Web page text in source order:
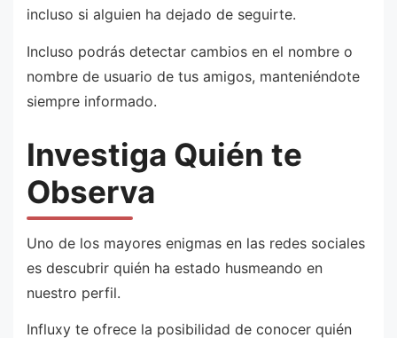
incluso si alguien ha dejado de seguirte.
Incluso podrás detectar cambios en el nombre o
nombre de usuario de tus amigos, manteniéndote
siempre informado.
Investiga Quién te
Observa
Uno de los mayores enigmas en las redes sociales
es descubrir quién ha estado husmeando en
nuestro perfil.
Influxy te ofrece la posibilidad de conocer quién